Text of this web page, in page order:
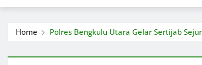
Home Polres Bengkulu Utara Gelar Sertijab